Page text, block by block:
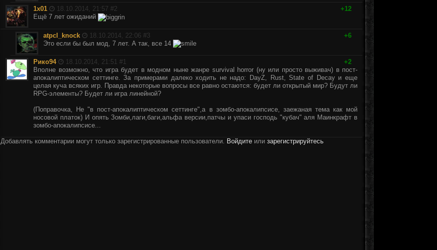
1x01 18.10.2014, 21:57 #2
+12
Ещё 7 лет ожиданий
atpcl_knock 18.10.2014, 22:06 #3
+6
Это если бы был мод, 7 лет. А так, все 14
Рико94 18.10.2014, 21:51 #1
+2
Вполне возможно, что игра будет в модном ныне жанре survival horror (ну или просто выживач) в пост-
апокалиптическом сеттинге. За примерами далеко ходить не надо: DayZ, Rust, State of Decay и еще
целая куча всяких игр. Правда некоторые вопросы все равно остаются: будет ли открытый мир? Будут ли
RPG-элементы? Будет ли игра линейной?
(Поправочка, Не "в пост-апокалиптическом сеттинге",а в зомбо-апокалипсисе, заежаная тема как мой
носовой платок) И опять Зомби,лаги,баги,альфа версии,патчы и упаси господь "кубач" аля Маинкрафт в
зомбо-апокалипсисе...
Добавлять комментарии могут только зарегистрированные пользователи. Войдите или зарегистрируйтесь